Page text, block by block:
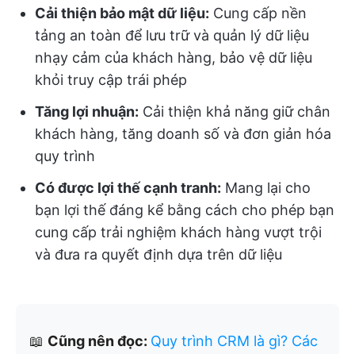
Cải thiện bảo mật dữ liệu: Cung cấp nền
tảng an toàn để lưu trữ và quản lý dữ liệu
nhạy cảm của khách hàng, bảo vệ dữ liệu
khỏi truy cập trái phép
Tăng lợi nhuận: Cải thiện khả năng giữ chân
khách hàng, tăng doanh số và đơn giản hóa
quy trình
Có được lợi thế cạnh tranh: Mang lại cho
bạn lợi thế đáng kể bằng cách cho phép bạn
cung cấp trải nghiệm khách hàng vượt trội
và đưa ra quyết định dựa trên dữ liệu
📖 Cũng nên đọc: Quy trình CRM là gì? Các